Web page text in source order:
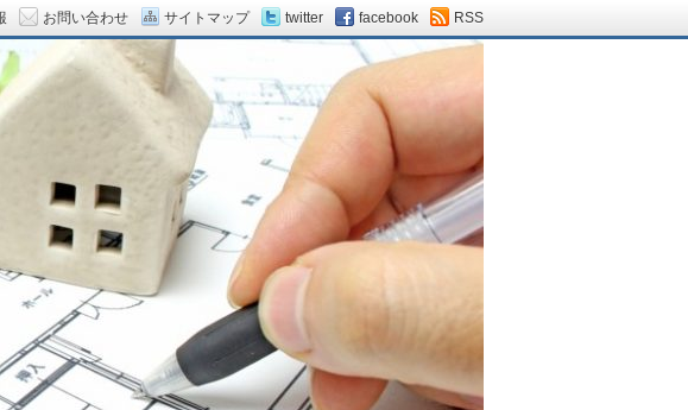
お問い合わせ サイトマップ twitter facebook RSS